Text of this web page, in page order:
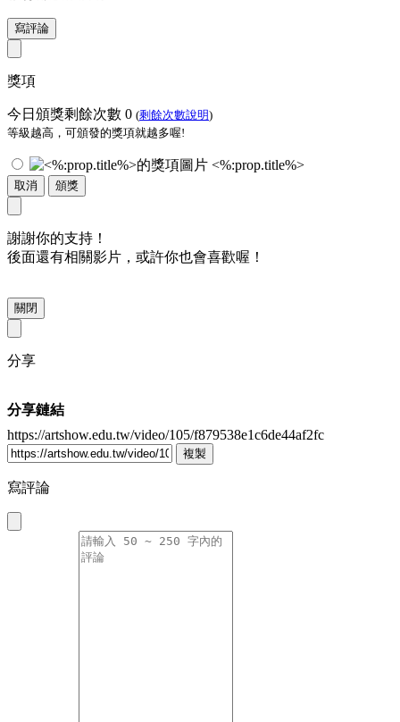
寫評論
獎項
今日頒獎剩餘次數 0 (剩餘次數說明)
等級越高，可頒發的獎項就越多喔!
<%:prop.title%>
取消 頒獎
謝謝你的支持！
後面還有相關影片，或許你也會喜歡喔！
關閉
分享
分享鏈結
https://artshow.edu.tw/video/105/f879538e1c6de44af2fc
複製
寫評論